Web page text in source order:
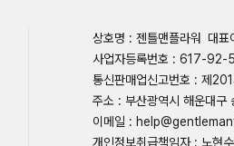
상호명 : 젠틀맨플라워 대표
사업자등록번호 : 617-92-
통신판매업신고번호 : 제
주소 : 부산광역시 해운대
이메일 :
개인정보취급책임자 : 노현